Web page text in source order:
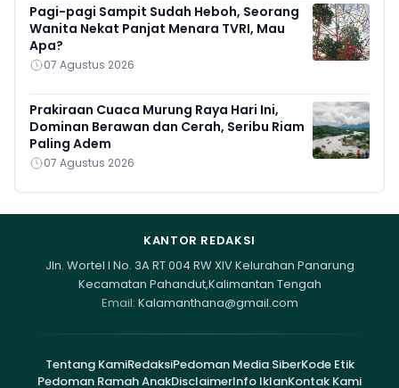
Pagi-pagi Sampit Sudah Heboh, Seorang
Wanita Nekat Panjat Menara TVRI, Mau
Apa?
07 Agustus 2026
Prakiraan Cuaca Murung Raya Hari Ini,
Dominan Berawan dan Cerah, Seribu Riam
Paling Adem
07 Agustus 2026
KANTOR REDAKSI
Jln. Wortel I No. 3A RT 004 RW XIV Kelurahan Panarung
Kecamatan Pahandut,Kalimantan Tengah
Email: Kalamanthana@gmail.com
Tentang KamiRedaksiPedoman Media SiberKode Etik
Pedoman Ramah AnakDisclaimerInfo IklanKontak Kami